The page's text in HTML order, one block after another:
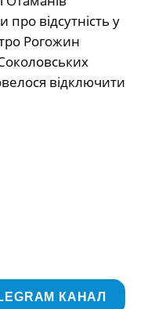
відсутність у
Рогожин
відключити
КАНАЛ